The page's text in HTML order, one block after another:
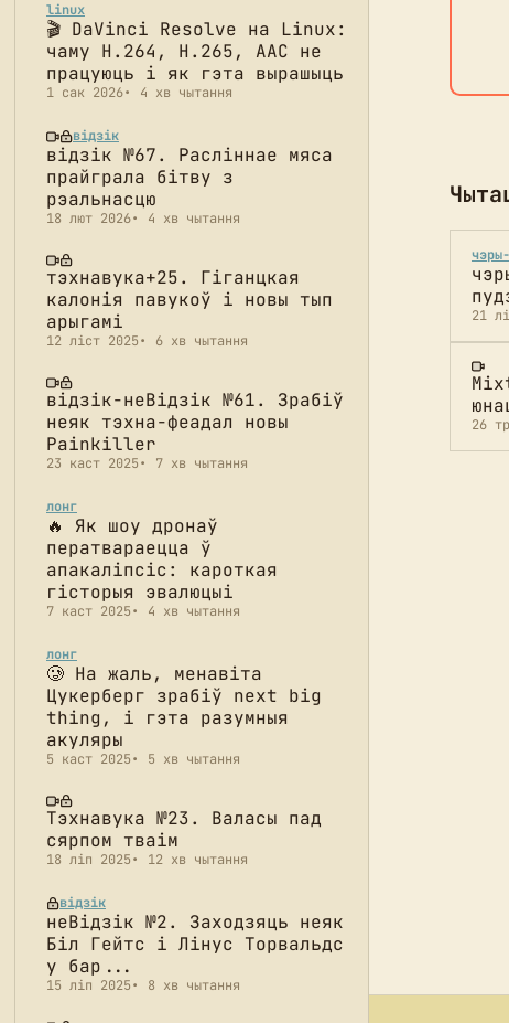
21
26
linux
🎬 DaVinci Resolve на Linux:
чаму H.264, H.265, AAC не
працуюць і як гэта вырашыць
1 сак 2026 4 хв чытання
відзік
відзік №67. Расліннае мяса
прайграла бітву з
рэальнасцю
18 лют 2026 4 хв чытання
тэхнавука+25. Гіганцкая
калонія павукоў і новы тып
арыгамі
12 ліст 2025 6 хв чытання
відзік-неВідзік №61. Зрабіў
неяк тэхна-феадал новы
Painkiller
23 каст 2025 7 хв чытання
лонг
🔥 Як шоу дронаў
ператвараецца ў
апакаліпсіс: кароткая
гісторыя эвалюцыі
7 каст 2025 4 хв чытання
лонг
🥲 На жаль, менавіта
Цукерберг зрабіў next big
thing, і гэта разумныя
акуляры
5 каст 2025 5 хв чытання
Тэхнавука №23. Валасы пад
сярпом тваім
18 ліп 2025 12 хв чытання
відзік
неВідзік №2. Заходзяць неяк
Біл Гейтс і Лінус Торвальдс
у бар...
15 ліп 2025 8 хв чытання